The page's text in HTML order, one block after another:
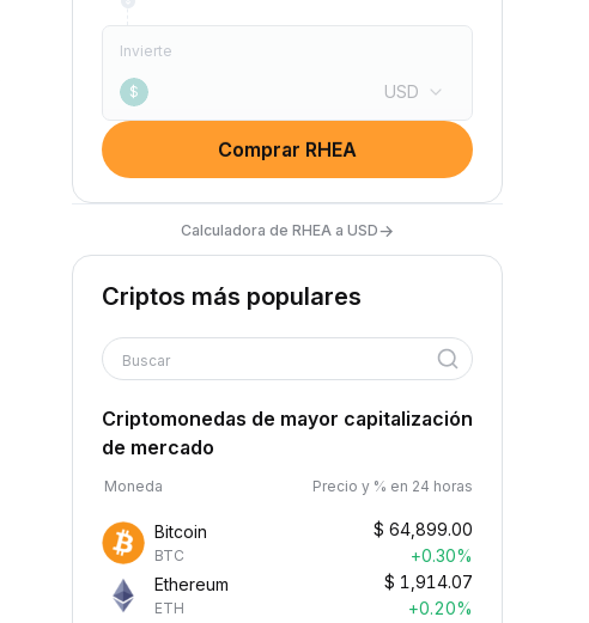
Invierte
$ USD
Comprar RHEA
Calculadora de RHEA a USD→
Criptos más populares
Buscar
Criptomonedas de mayor capitalización
de mercado
Moneda Precio y % en 24 horas
Bitcoin
BTC
$ 64,899.00
+0.30%
Ethereum
ETH
$ 1,914.07
+0.20%